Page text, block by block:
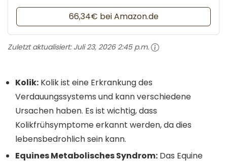
66,34€ bei Amazon.de
Zuletzt aktualisiert: Juli 23, 2026 2:45 p.m.
Kolik: Kolik ist eine Erkrankung des
Verdauungssystems und kann verschiedene
Ursachen haben. Es ist wichtig, dass
Kolikfrühsymptome erkannt werden, da dies
lebensbedrohlich sein kann.
Equines Metabolisches Syndrom: Das Equine